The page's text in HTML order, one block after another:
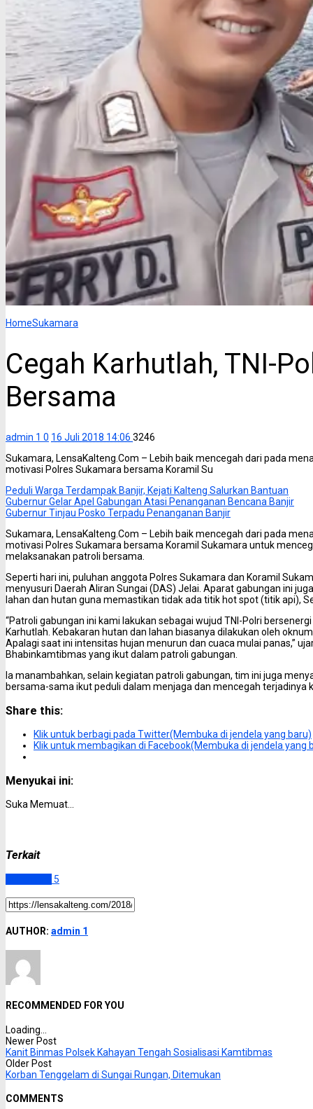
HomeSukamara
Cegah Karhutlah, TNI-
Bersama
admin 1 0 16 Juli 2018 14:06 3246
Sukamara, LensaKalteng.Com – Lebih baik mencegah dari pada
motivasi Polres Sukamara bersama Koramil Su
Peduli Warga Terdampak Banjir, Kejati Kalteng Salurkan Bantuan
Gubernur Gelar Apel Gabungan Atasi Penanganan Bencana Banjir
Gubernur Tinjau Posko Terpadu Penanganan Banjir
Sukamara, LensaKalteng.Com – Lebih baik mencegah dari pada
motivasi Polres Sukamara bersama Koramil Sukamara untuk
melaksanakan patroli bersama.
Seperti hari ini, puluhan anggota Polres Sukamara dan Koramil
menyusuri Daerah Aliran Sungai (DAS) Jelai. Aparat gabungan ini
lahan dan hutan guna memastikan tidak ada titik hot spot (titik api),
“Patroli gabungan ini kami lakukan sebagai wujud TNI-Polri
Karhutlah. Kebakaran hutan dan lahan biasanya dilakukan oleh
Apalagi saat ini intensitas hujan menurun dan cuaca mulai panas,”
Bhabinkamtibmas yang ikut dalam patroli gabungan.
Ia manambahkan, selain kegiatan patroli gabungan, tim ini juga
bersama-sama ikut peduli dalam menjaga dan mencegah terjadinya
Share this:
Klik untuk berbagi pada Twitter(Membuka di jendela yang baru)
Klik untuk membagikan di Facebook(Membuka di jendela yang
Menyukai ini:
Suka Memuat...
Terkait
5
AUTHOR: admin 1
RECOMMENDED FOR YOU
Loading...
Newer Post
Kanit Binmas Polsek Kahayan Tengah Sosialisasi Kamtibmas
Older Post
Korban Tenggelam di Sungai Rungan, Ditemukan
COMMENTS